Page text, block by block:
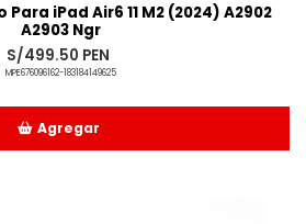
iPad Air6 11 M2 (2024) A2902
A2903 Ngr
S/499.50 PEN
MPE676096162-183184149625
Agregar